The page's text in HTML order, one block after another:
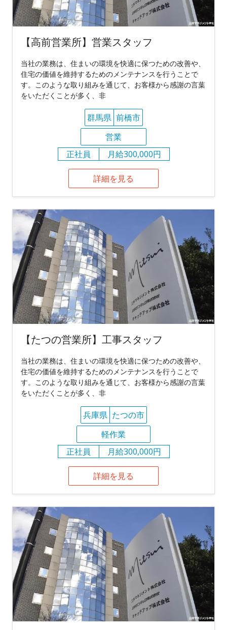
【高前営業所】営業スタッフ
当社の業務は、住まいの環境を快適に保つための改善や、
住宅の価値を維持するためのメンテナンスを行うことで
す。このような取り組みを通じて、お客様から感謝の言葉
をいただくことが多く、非
群馬県 前橋市
営業
正社員
月給300,000円
詳細を見る
【たつの営業所】工事スタッフ
当社の業務は、住まいの環境を快適に保つための改善や、
住宅の価値を維持するためのメンテナンスを行うことで
す。このような取り組みを通じて、お客様から感謝の言葉
をいただくことが多く、非
兵庫県 たつの市
軽作業
正社員
月給300,000円
詳細を見る